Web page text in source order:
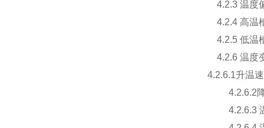
4.2.3 温度
4.2.4 高温
4.2.5 低温
4.2.6 温度
4.2.6.1升温
4.2.6.2降
4.2.6.3 温